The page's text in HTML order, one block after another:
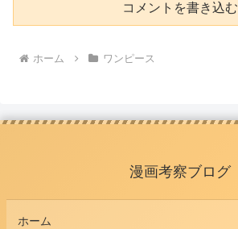
コメントを書き込む
ホーム ワンピース
漫画考察ブログ
ホーム